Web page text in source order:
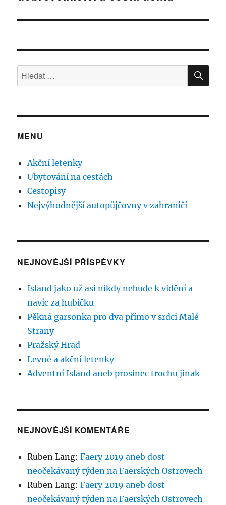
Hledat:
MENU
Akční letenky
Ubytování na cestách
Cestopisy
Nejvýhodnější autopůjčovny v zahraničí
NEJNOVĚJŠÍ PŘÍSPĚVKY
Island jako už asi nikdy nebude k vidění a
navíc za hubičku
Pěkná garsonka pro dva přímo v srdci Malé
Strany
Pražský Hrad
Levné a akční letenky
Adventní Island aneb prosinec trochu jinak
NEJNOVĚJŠÍ KOMENTÁŘE
Ruben Lang:Faery 2019 aneb dost
neočekávaný týden na Faerských Ostrovech
Ruben Lang:Faery 2019 aneb dost
neočekávaný týden na Faerských Ostrovech